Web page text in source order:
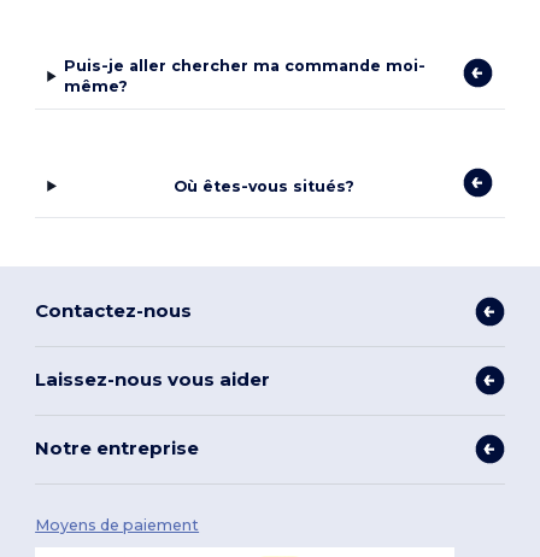
Puis-je aller chercher ma commande moi-
même?
Où êtes-vous situés?
Contactez-nous
Laissez-nous vous aider
Notre entreprise
Moyens de paiement